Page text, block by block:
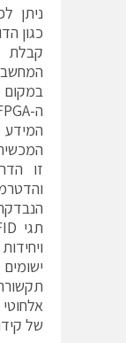
ניתן
כגון
קבלת
במקום
זו
של